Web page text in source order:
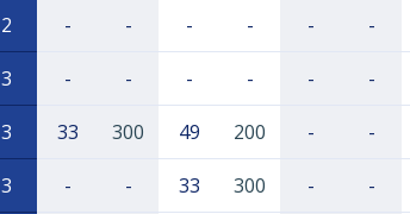
2 - - - - - -
3 - - - - - -
3 33 300 49 200 - -
3 - - 33 300 - -